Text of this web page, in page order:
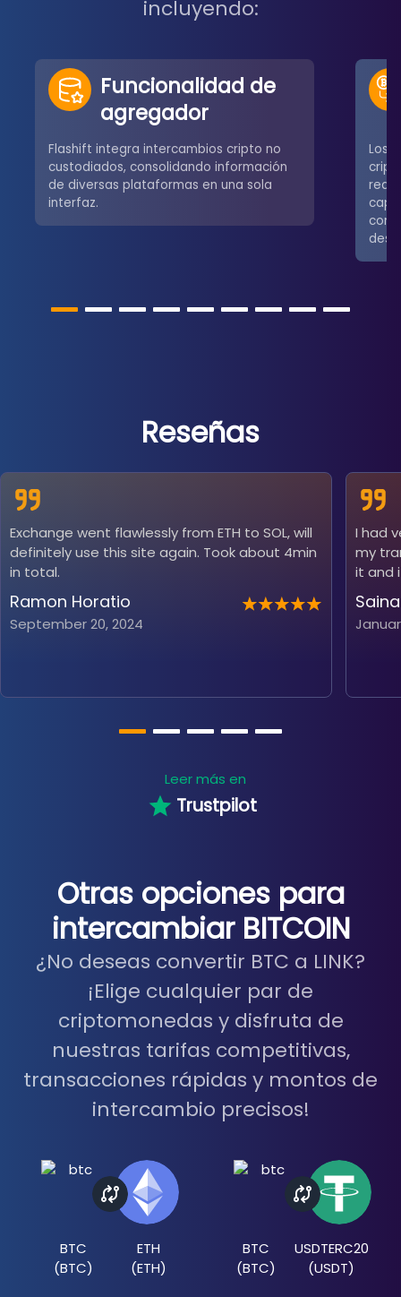
incluyendo:
Funcionalidad de
agregador
Flashift integra intercambios cripto no
custodiados, consolidando información
de diversas plataformas en una sola
interfaz.
Los
Reseñas
Exchange went flawlessly from ETH to SOL, will
definitely use this site again. Took about 4min
in total.
Ramon Horatio
September 20, 2024
I had
my
it and
Saina
Leer más en
Trustpilot
Otras opciones para
intercambiar BITCOIN
¿No deseas convertir BTC a LINK?
¡Elige cualquier par de
criptomonedas y disfruta de
nuestras tarifas competitivas,
transacciones rápidas y montos de
intercambio precisos!
BTC
(BTC)
ETH
(ETH)
BTC
(BTC)
USDTERC20
(USDT)